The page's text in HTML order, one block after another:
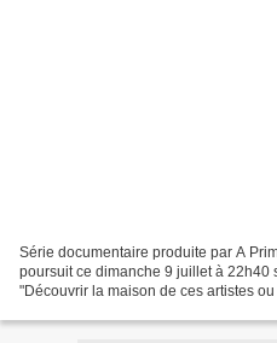
Série documentaire produite par A
poursuit ce dimanche 9 juillet à 22h40
"Découvrir la maison de ces artistes